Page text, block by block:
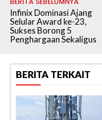
Infinix Dominasi Ajang
Selular Award ke-23,
Sukses Borong 5
Penghargaan Sekaligus
BERITA TERKAIT